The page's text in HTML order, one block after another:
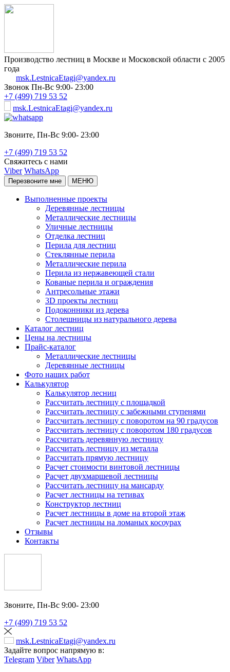
Производство лестниц в Москве и Московской области с 2005
года
msk.LestnicaEtagi@yandex.ru
Звонок Пн-Вс 9:00- 23:00
+7 (499) 719 53 52
msk.LestnicaEtagi@yandex.ru
Звоните, Пн-Вс 9:00- 23:00
+7 (499) 719 53 52
Свяжитесь с нами
Viber WhatsApp
Перезвоните мне МЕНЮ
Выполненные проекты
Деревянные лестницы
Металлические лестницы
Уличные лестницы
Отделка лестниц
Перила для лестниц
Стеклянные перила
Металлические перила
Перила из нержавеющей стали
Кованые перила и ограждения
Антресольные этажи
3D проекты лестниц
Подоконники из дерева
Столешницы из натурального дерева
Каталог лестниц
Цены на лестницы
Прайс-каталог
Металлические лестницы
Деревянные лестницы
Фото наших работ
Калькулятор
Калькулятор лесниц
Рассчитать лестницу с площадкой
Рассчитать лестницу с забежными ступенями
Рассчитать лестницу с поворотом на 90 градусов
Рассчитать лестницу с поворотом 180 градусов
Рассчитать деревянную лестницу
Рассчитать лестницу из металла
Рассчитать прямую лестницу
Расчет стоимости винтовой лестницы
Расчет двухмаршевой лестницы
Рассчитать лестницу на мансарду
Расчет лестницы на тетивах
Конструктор лестниц
Расчет лестницы в доме на второй этаж
Расчет лестницы на ломаных косоурах
Отзывы
Контакты
Звоните, Пн-Вс 9:00- 23:00
+7 (499) 719 53 52
msk.LestnicaEtagi@yandex.ru
Задайте вопрос напрямую в:
Telegram Viber WhatsApp